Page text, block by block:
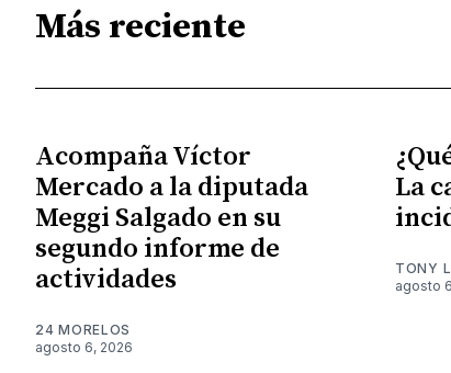
Más reciente
Acompaña Víctor
Mercado a la diputada
Meggi Salgado en su
segundo informe de
actividades
24 MORELOS
agosto 6, 2026
La
TONY
agosto